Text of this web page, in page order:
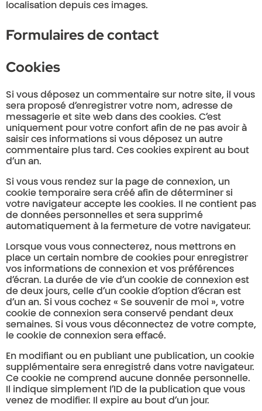
localisation depuis ces images.
Formulaires de contact
Cookies
Si vous déposez un commentaire sur notre site, il vous
sera proposé d’enregistrer votre nom, adresse de
messagerie et site web dans des cookies. C’est
uniquement pour votre confort afin de ne pas avoir à
saisir ces informations si vous déposez un autre
commentaire plus tard. Ces cookies expirent au bout
d’un an.
Si vous vous rendez sur la page de connexion, un
cookie temporaire sera créé afin de déterminer si
votre navigateur accepte les cookies. Il ne contient pas
de données personnelles et sera supprimé
automatiquement à la fermeture de votre navigateur.
Lorsque vous vous connecterez, nous mettrons en
place un certain nombre de cookies pour enregistrer
vos informations de connexion et vos préférences
d’écran. La durée de vie d’un cookie de connexion est
de deux jours, celle d’un cookie d’option d’écran est
d’un an. Si vous cochez « Se souvenir de moi », votre
cookie de connexion sera conservé pendant deux
semaines. Si vous vous déconnectez de votre compte,
le cookie de connexion sera effacé.
En modifiant ou en publiant une publication, un cookie
supplémentaire sera enregistré dans votre navigateur.
Ce cookie ne comprend aucune donnée personnelle.
Il indique simplement l’ID de la publication que vous
venez de modifier. Il expire au bout d’un jour.